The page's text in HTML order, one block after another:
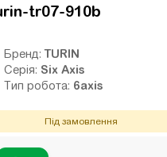
tr07-910b
Бренд:TURIN
Серія: Six Axis
Тип робота: 6axis
Під замовлення